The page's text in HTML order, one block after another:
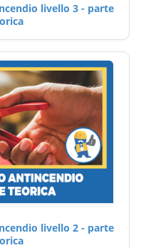
livello 3 - parte
livello 2 - parte